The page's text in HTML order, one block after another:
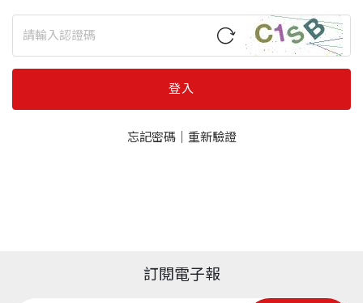
登入
忘記密碼｜ 重新驗證
訂閱電子報